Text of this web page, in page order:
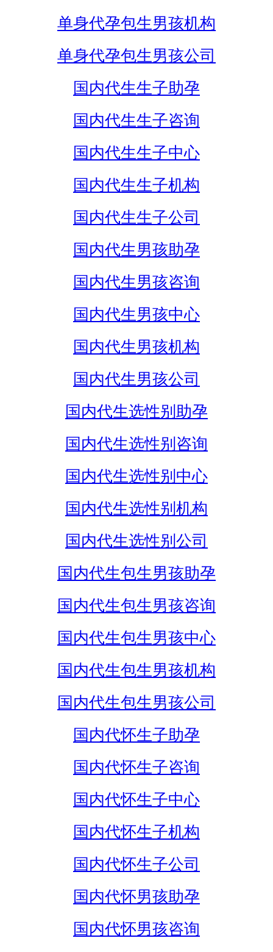
单身代孕包生男孩机构
单身代孕包生男孩公司
国内代生生子助孕
国内代生生子咨询
国内代生生子中心
国内代生生子机构
国内代生生子公司
国内代生男孩助孕
国内代生男孩咨询
国内代生男孩中心
国内代生男孩机构
国内代生男孩公司
国内代生选性别助孕
国内代生选性别咨询
国内代生选性别中心
国内代生选性别机构
国内代生选性别公司
国内代生包生男孩助孕
国内代生包生男孩咨询
国内代生包生男孩中心
国内代生包生男孩机构
国内代生包生男孩公司
国内代怀生子助孕
国内代怀生子咨询
国内代怀生子中心
国内代怀生子机构
国内代怀生子公司
国内代怀男孩助孕
国内代怀男孩咨询